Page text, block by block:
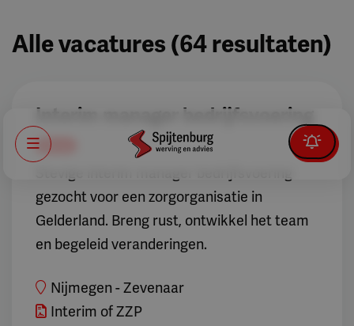
Menu
Alle vacatures (64resultaten)
Interim manager bedrijfsvoering
Nieuw
gezocht voor een zorgorganisatie in
Gelderland. Breng rust, ontwikkel het team
en begeleid veranderingen.
Nijmegen - Zevenaar
Interim of ZZP